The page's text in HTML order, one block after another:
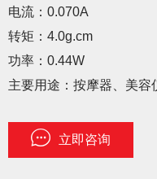
电流：0.070A
转矩：4.0g.cm
功率：0.44W
主要用途：按摩器、美容
立即咨询